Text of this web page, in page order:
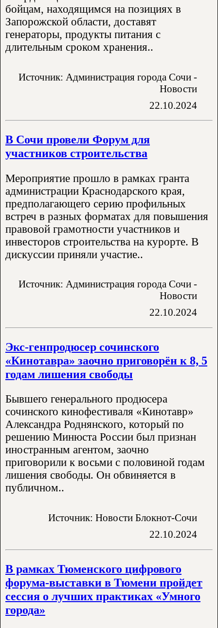
бойцам, находящимся на позициях в
Запорожской области, доставят
генераторы, продукты питания с
длительным сроком хранения..
Источник: Администрация города Сочи -
Новости
22.10.2024
В Сочи провели Форум для
участников строительства
Мероприятие прошло в рамках гранта
администрации Краснодарского края,
предполагающего серию профильных
встреч в разных форматах для повышения
правовой грамотности участников и
инвесторов строительства на курорте. В
дискуссии приняли участие..
Источник: Администрация города Сочи -
Новости
22.10.2024
Экс-генпродюсер сочинского
«Кинотавра» заочно приговорён к 8, 5
годам лишения свободы
Бывшего генерального продюсера
сочинского кинофестиваля «Кинотавр»
Александра Роднянского, который по
решению Минюста России был признан
иностранным агентом, заочно
приговорили к восьми с половиной годам
лишения свободы. Он обвиняется в
публичном..
Источник: Новости Блокнот-Сочи
22.10.2024
В рамках Тюменского цифрового
форума-выставки в Тюмени пройдет
сессия о лучших практиках «Умного
города»